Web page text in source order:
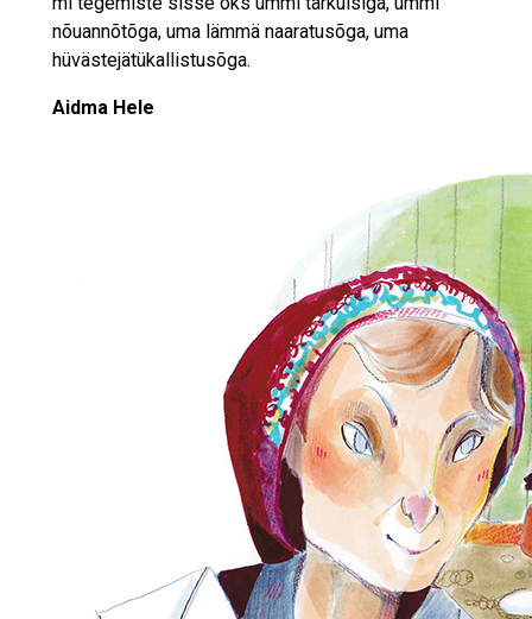
nõuannõtõga, uma lämmä naaratusõga, uma
hüvästejätükallistusõga.
Aidma Hele